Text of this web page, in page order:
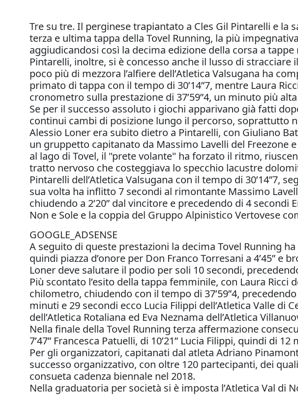
Tre su tre. Il perginese trapiantato a Cles Gil Pintarelli e la
terza e ultima tappa della Tovel Running, la più
aggiudicandosi così la decima edizione della corsa a tappe
Pintarelli, inoltre, si è concesso anche il lusso di
poco più di mezzora l’alfiere dell’Atletica Valsugana ha
primato di tappa con il tempo di 30’14”7, mentre Laura
cronometro sulla prestazione di 37’59”4, un minuto più
Se per il successo assoluto i giochi apparivano già fatti
continui cambi di posizione lungo il percorso, soprattutto
Alessio Loner era subito dietro a Pintarelli, con Giuliano
un gruppetto capitanato da Massimo Lavelli del Freezone
al lago di Tovel, il "prete volante" ha forzato il ritmo,
tratto nervoso che costeggiava lo specchio lacustre
Pintarelli dell’Atletica Valsugana con il tempo di 30’14”7,
sua volta ha inflitto 7 secondi al rimontante Massimo
chiudendo a 2’20” dal vincitore e precedendo di 4
Non e Sole e la coppia del Gruppo Alpinistico Vertovese
GOOGLE_ADSENSE
A seguito di queste prestazioni la decima Tovel Running
quindi piazza d’onore per Don Franco Torresani a 4’45”
Loner deve salutare il podio per soli 10 secondi,
Più scontato l’esito della tappa femminile, con Laura
chilometro, chiudendo con il tempo di 37’59”4,
minuti e 29 secondi ecco Lucia Filippi dell’Atletica Valle di
dell’Atletica Rotaliana ed Eva Neznama dell’Atletica
Nella finale della Tovel Running terza affermazione
7’47” Francesca Patuelli, di 10’21” Lucia Filippi, quindi di
Per gli organizzatori, capitanati dal atleta Adriano
successo organizzativo, con oltre 120 partecipanti, dei
consueta cadenza biennale nel 2018.
Nella graduatoria per società si è imposta l’Atletica Val di